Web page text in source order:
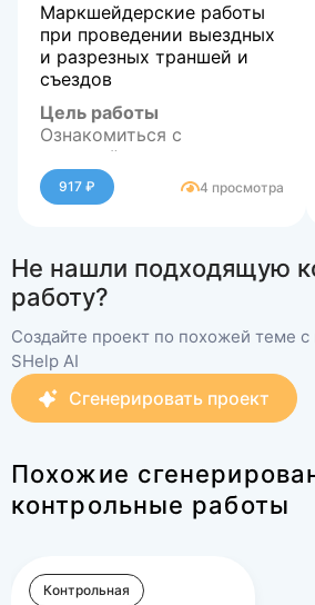
Маркшейдерские работы
при проведении выездных
и разрезных траншей и
съездов
Цель работы
Ознакомиться с
маркшейдерскими
работами по вынесению
трассы траншеи на
проектом.
917 ₽ 4 просмотра
Не нашли подходящую
работу?
Создайте проект по похожей теме
SHelp AI
Сгенерировать проект
Похожие
контрольные работы
Контрольная